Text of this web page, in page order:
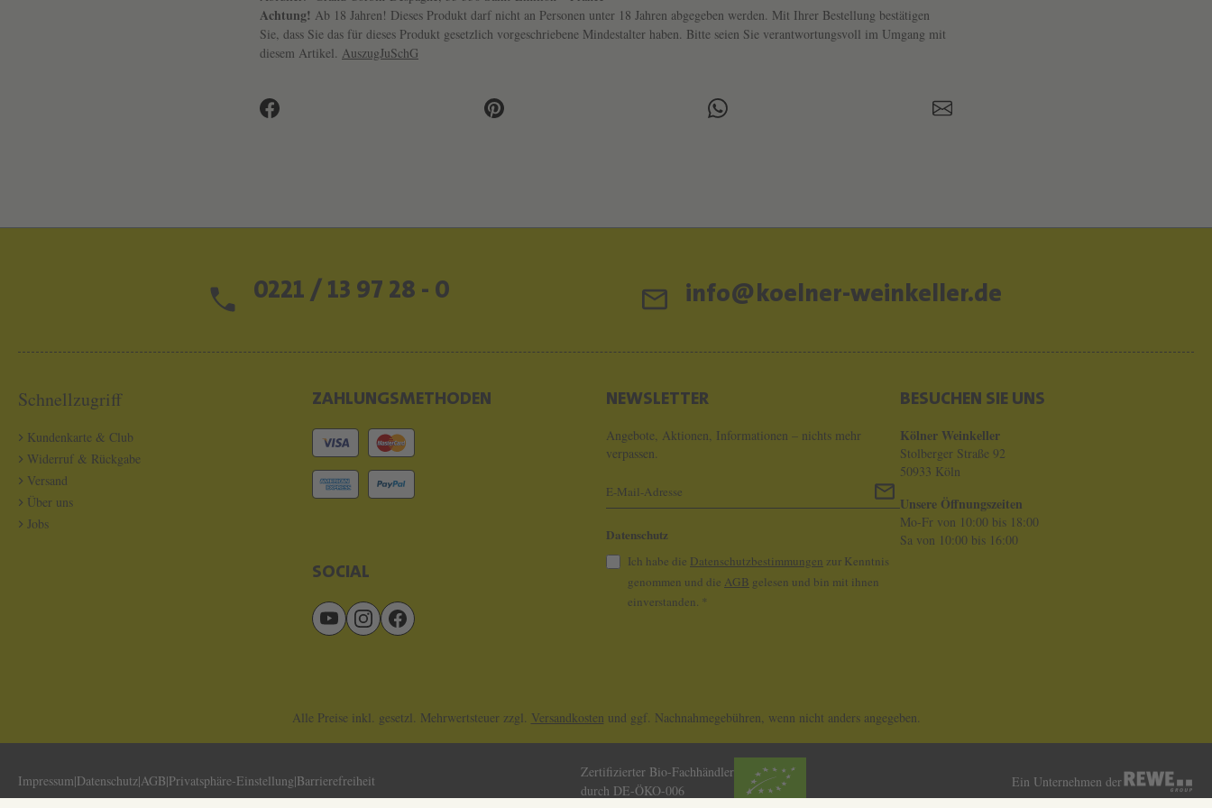
R
A
I
-
E
Achtung! Ab 18 Jahren! Dieses Produkt darf nicht an Personen unter 18 Jahren abgegeben werden. Mit Ihrer Bestellung bestätigen
Sie, dass Sie das für dieses Produkt gesetzlich vorgeschriebene Mindestalter haben. Bitte seien Sie verantwortungsvoll im Umgang mit
diesem Artikel. AuszugJuSchG
0221 / 13 97 28 - 0 info@koelner-weinkeller.de
Schnellzugriff
Kundenkarte & Club
Widerruf & Rückgabe
Versand
Über uns
Jobs
ZAHLUNGSMETHODEN
SOCIAL
NEWSLETTER
Angebote, Aktionen, Informationen – nichts mehr
verpassen.
Datenschutz
Ich habe die Datenschutzbestimmungen zur Kenntnis
genommen und die AGB gelesen und bin mit ihnen
einverstanden. *
BESUCHEN SIE UNS
Kölner Weinkeller
Stolberger Straße 92
50933 Köln
Unsere Öffnungszeiten
Mo-Fr von 10:00 bis 18:00
Sa von 10:00 bis 16:00
Alle Preise inkl. gesetzl. Mehrwertsteuer zzgl. Versandkosten und ggf. Nachnahmegebühren, wenn nicht anders angegeben.
Impressum Datenschutz AGB Privatsphäre-Einstellung Barrierefreiheit
Zertifizierter Bio-Fachhändler
durch DE-ÖKO-006
Ein Unternehmen der